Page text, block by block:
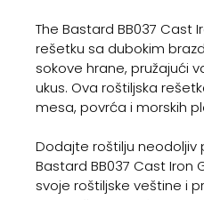
The Bastard BB037 Cast
rešetku sa dubokim
sokove hrane, pružajući
ukus. Ova roštiljska
mesa, povrća i morskih
Dodajte roštilju neodoljiv
Bastard BB037 Cast Iron
svoje roštiljske veštine i